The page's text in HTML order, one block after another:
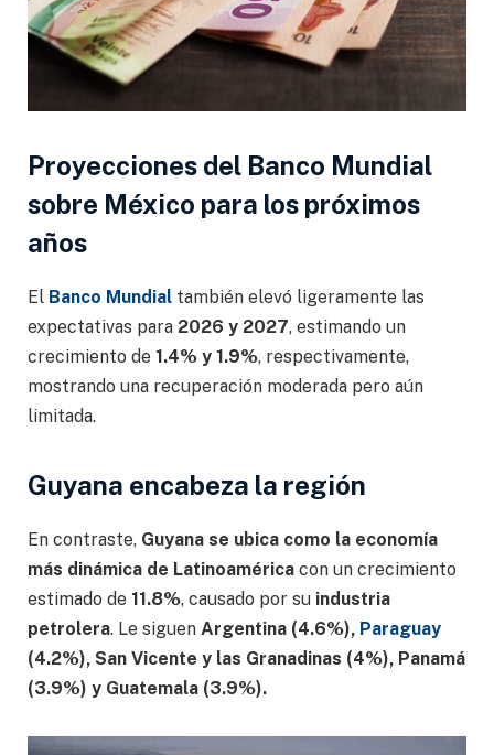
Proyecciones del Banco Mundial
sobre México para los próximos
años
El Banco Mundial también elevó ligeramente las
expectativas para 2026 y 2027, estimando un
crecimiento de 1.4% y 1.9%, respectivamente,
mostrando una recuperación moderada pero aún
limitada.
Guyana encabeza la región
En contraste, Guyana se ubica como la economía
más dinámica de Latinoamérica con un crecimiento
estimado de 11.8%, causado por su industria
petrolera. Le siguen Argentina (4.6%), Paraguay
(4.2%), San Vicente y las Granadinas (4%), Panamá
(3.9%) y Guatemala (3.9%).